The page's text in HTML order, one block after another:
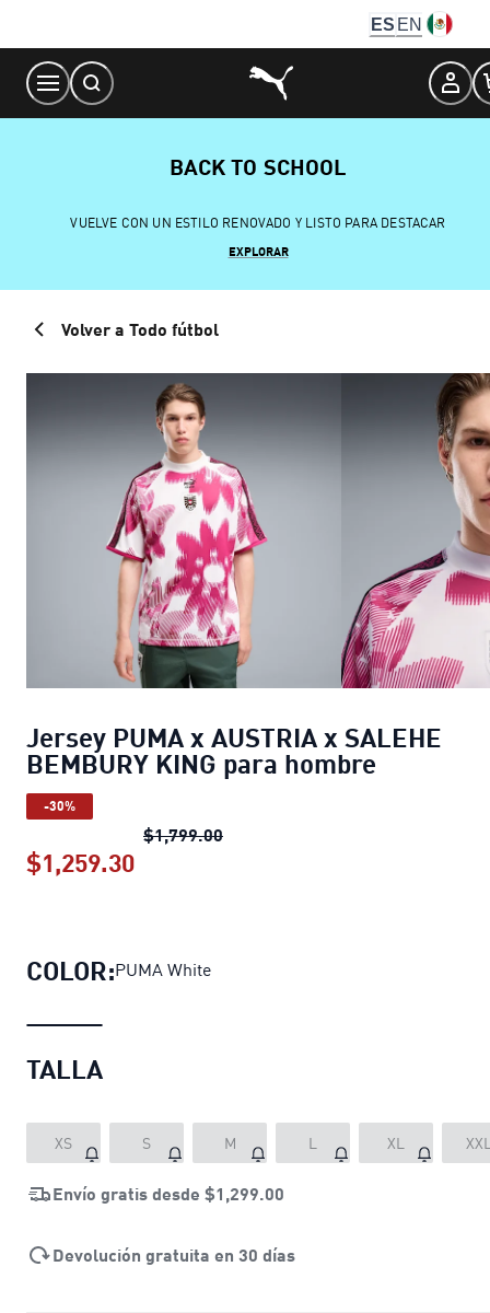
Content
ES EN
BACK TO SCHOOL
VUELVE CON UN ESTILO RENOVADO Y LISTO PARA DESTACAR
EXPLORAR
Volver a Todo fútbol
Jersey PUMA x AUSTRIA x SALEHE
BEMBURY KING para hombre
-30%
$1,799.00Jersey PUMA x AUSTRIA x
$1,259.30
COLOR:PUMA White
TALLA
XS S M L XL
Envío gratis desde $1,299.00
Devolución gratuita en 30 días